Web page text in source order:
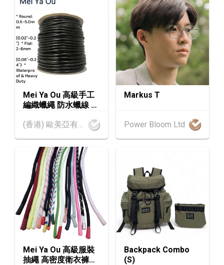
25-27
AUG
中國內地
25.08.2026 - 27.08.2026
中國國際紡織⾯料及輔料（秋冬）博覽會 (202
6年8月25至27日)
26
AUG
香港
26.08.2026
「中小企資援組」網絡研討會系列︰AI「資」
持・中小企出海攻略 -【一人公司×AI】資助驅
動觸達全球
1-5
SEP
香港
01.09.2026 - 05.09.2026
國際名表薈萃 2026 (香港會議展覽中心)
1-5
SEP
香港
01.09.2026 - 05.09.2026
香港貿發局香港鐘表展 2026 (香港會議展覽中
心)
2-5
SEP
香港
02.09.2026 - 05.09.2026
香港國際時尚匯展 2026 (香港會議展覽中心)
SEP
一帶一路高峰論壇2026
Mei Ya Ou 高級手工
編織蠟繩 防水蠟線 適
配件0.5毫米(0.02吋)
(香港) 歐美亞有限公司
Markus T
Power Bloom Ltd
Mei Ya Ou 高級服裝
抽繩 高密度衛衣褲腰
Backpack Combo
(S)